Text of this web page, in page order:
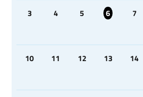
3 4 5 6 7
10 11 12 13 14